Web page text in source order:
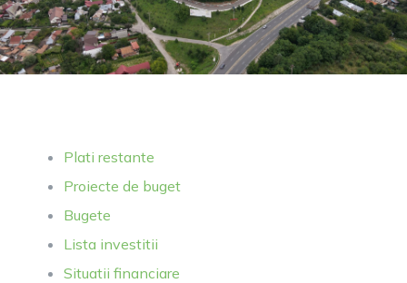
Plati restante
Proiecte de buget
Bugete
Lista investitii
Situatii financiare